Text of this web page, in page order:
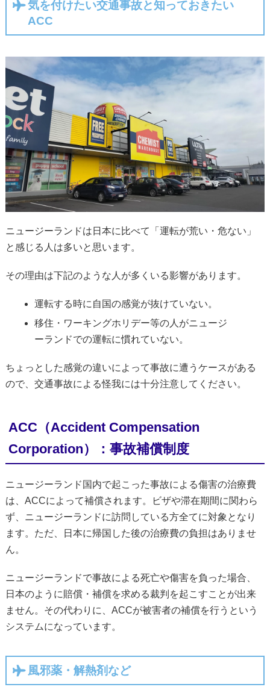
気を付けたい交通事故と知っておきたい
ACC
ニュージーランドは日本に比べて「運転が荒い・危ない」
と感じる人は多いと思います。
その理由は下記のような人が多くいる影響があります。
運転する時に自国の感覚が抜けていない。
移住・ワーキングホリデー等の人がニュージ
ーランドでの運転に慣れていない。
ちょっとした感覚の違いによって事故に遭うケースがある
ので、交通事故による怪我には十分注意してください。
ACC（Accident Compensation
Corporation）：事故補償制度
ニュージーランド国内で起こった事故による傷害の治療費
は、ACCによって補償されます。ビザや滞在期間に関わら
ず、ニュージーランドに訪問している方全てに対象となり
ます。ただ、日本に帰国した後の治療費の負担はありませ
ん。
ニュージーランドで事故による死亡や傷害を負った場合、
日本のように賠償・補償を求める裁判を起こすことが出来
ません。その代わりに、ACCが被害者の補償を行うという
システムになっています。
風邪薬・解熱剤など